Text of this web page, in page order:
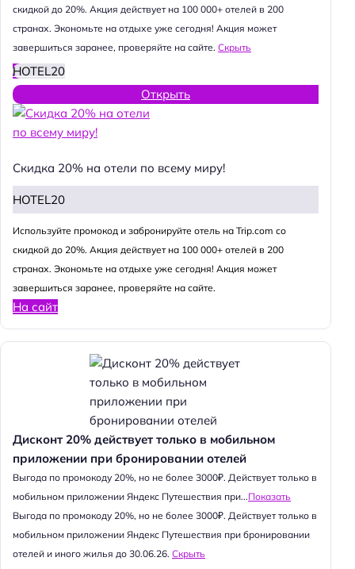
скидкой до 20%. Акция действует на 100 000+ отелей в 200
странах. Экономьте на отдыхе уже сегодня! Акция может
завершиться заранее, проверяйте на сайте. Скрыть
HOTEL20
Открыть
Скидка 20% на отели по всему миру!
HOTEL20
Используйте промокод и забронируйте отель на Trip.com со
скидкой до 20%. Акция действует на 100 000+ отелей в 200
странах. Экономьте на отдыхе уже сегодня! Акция может
завершиться заранее, проверяйте на сайте.
На сайт
Дисконт 20% действует только в мобильном
приложении при бронировании отелей
Выгода по промокоду 20%, но не более 3000₽. Действует только в
мобильном приложении Яндекс Путешествия при...Показать
Выгода по промокоду 20%, но не более 3000₽. Действует только в
мобильном приложении Яндекс Путешествия при бронировании
отелей и иного жилья до 30.06.26. Скрыть